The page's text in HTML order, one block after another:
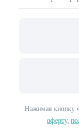
Нажимая кнопку
оферту,